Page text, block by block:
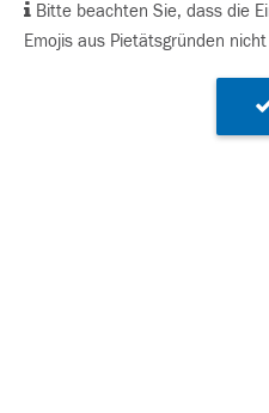
Bitte beachten Sie, dass die
Emojis aus Pietätsgründen